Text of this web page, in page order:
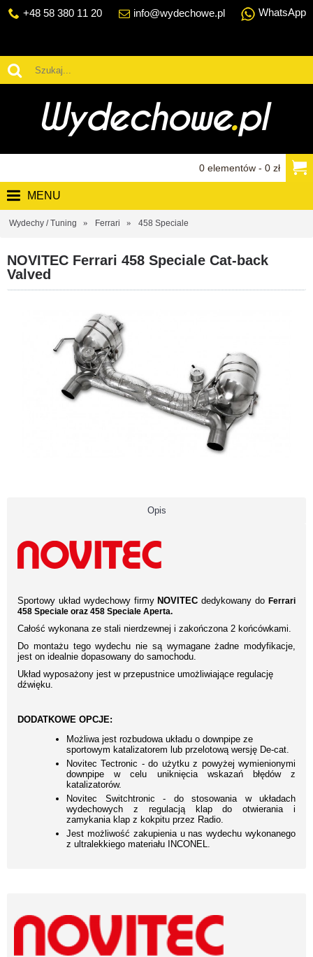
+48 58 380 11 20 info@wydechowe.pl WhatsApp
0 elementów - 0 zł
MENU
Wydechy / Tuning Ferrari 458 Speciale
NOVITEC Ferrari 458 Speciale Cat-back
Valved
Opis
Sportowy układ wydechowy firmy NOVITECdedykowany doFerrari
458 Speciale oraz 458 Speciale Aperta.
Całość wykonana ze stali nierdzewnej i zakończona 2 końcówkami.
Do montażu tego wydechu nie są wymagane żadne modyfikacje,
jest on idealnie dopasowany do samochodu.
Układ wyposażony jest w przepustnice umożliwiające regulację
dźwięku.
DODATKOWE OPCJE:
Możliwa jest rozbudowa układu o downpipe ze
sportowym katalizatorem lub przelotową wersję De-cat.
Novitec Tectronic - do użytku z powyżej wymienionymi
downpipe w celu uniknięcia wskazań błędów z
katalizatorów.
Novitec Switchtronic - do stosowania w układach
wydechowych z regulacją klap do otwierania i
zamykania klap z kokpitu przez Radio.
Jest możliwość zakupienia u nas wydechu wykonanego
z ultralekkiego materiału INCONEL.